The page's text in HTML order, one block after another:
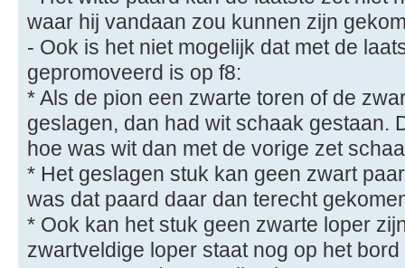
waar hij vandaan zou kunnen zijn
- Ook is het niet mogelijk dat met de
gepromoveerd is op f8:
* Als de pion een zwarte toren of de
geslagen, dan had wit schaak gestaan.
hoe was wit dan met de vorige zet
* Het geslagen stuk kan geen zwart
was dat paard daar dan terecht
* Ook kan het stuk geen zwarte loper
zwartveldige loper staat nog op het